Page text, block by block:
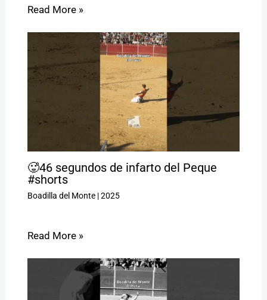
Read More »
🥵46 segundos de infarto del Peque
#shorts
Boadilla del Monte|2025
Read More »